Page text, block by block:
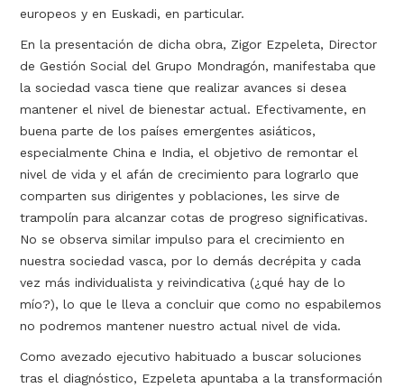
europeos y en Euskadi, en particular.
En la presentación de dicha obra, Zigor Ezpeleta, Director
de Gestión Social del Grupo Mondragón, manifestaba que
la sociedad vasca tiene que realizar avances si desea
mantener el nivel de bienestar actual. Efectivamente, en
buena parte de los países emergentes asiáticos,
especialmente China e India, el objetivo de remontar el
nivel de vida y el afán de crecimiento para lograrlo que
comparten sus dirigentes y poblaciones, les sirve de
trampolín para alcanzar cotas de progreso significativas.
No se observa similar impulso para el crecimiento en
nuestra sociedad vasca, por lo demás decrépita y cada
vez más individualista y reivindicativa (¿qué hay de lo
mío?), lo que le lleva a concluir que como no espabilemos
no podremos mantener nuestro actual nivel de vida.
Como avezado ejecutivo habituado a buscar soluciones
tras el diagnóstico, Ezpeleta apuntaba a la transformación